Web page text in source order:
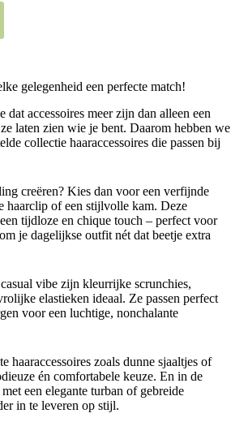
gelegenheid een perfecte match!
accessoires meer zijn dan alleen een
laten zien wie je bent. Daarom hebben we
collectie haaraccessoires die passen bij
creëren? Kies dan voor een verfijnde
haarclip of een stijlvolle kam. Deze
tijdloze en chique touch – perfect voor
je dagelijkse outfit nét dat beetje extra
vibe zijn kleurrijke scrunchies,
elastieken ideaal. Ze passen perfect
voor een luchtige, nonchalante
haaraccessoires zoals dunne sjaaltjes of
én comfortabele keuze. En in de
een elegante turban of gebreide
in te leveren op stijl.